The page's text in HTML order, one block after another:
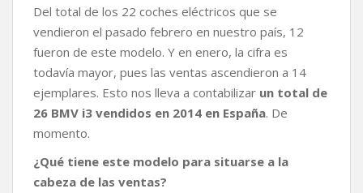
Del total de los 22 coches eléctricos que se
vendieron el pasado febrero en nuestro país, 12
fueron de este modelo. Y en enero, la cifra es
todavía mayor, pues las ventas ascendieron a 14
ejemplares. Esto nos lleva a contabilizar un total de
26 BMV i3 vendidos en 2014 en España. De
momento.
¿Qué tiene este modelo para situarse a la
cabeza de las ventas?